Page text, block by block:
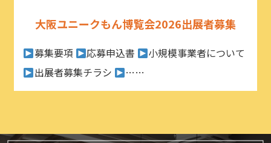
大阪ユニークもん博覧会2026出展者募集
募集要項 応募申込書
小規模事業者について
出展者募集チラシ
……